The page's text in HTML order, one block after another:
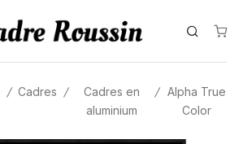
Search
/ Cadres /
Cadres en
aluminium
/ Alpha True
Color